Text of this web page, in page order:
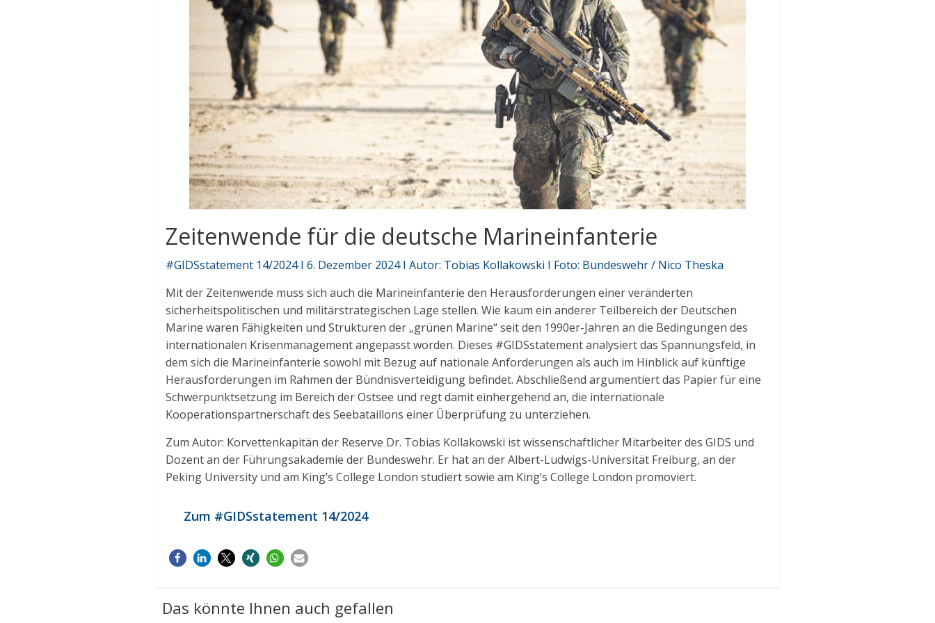
Zeitenwende für die deutsche Marineinfanterie
#GIDSstatement 14/2024 I 6. Dezember 2024 I Autor: Tobias Kollakowski I Foto: Bundeswehr / Nico Theska
Mit der Zeitenwende muss sich auch die Marineinfanterie den Herausforderungen einer veränderten
sicherheitspolitischen und militärstrategischen Lage stellen. Wie kaum ein anderer Teilbereich der Deutschen
Marine waren Fähigkeiten und Strukturen der „grünen Marine“ seit den 1990er-Jahren an die Bedingungen des
internationalen Krisenmanagement angepasst worden. Dieses #GIDSstatement analysiert das Spannungsfeld, in
dem sich die Marineinfanterie sowohl mit Bezug auf nationale Anforderungen als auch im Hinblick auf künftige
Herausforderungen im Rahmen der Bündnisverteidigung befindet. Abschließend argumentiert das Papier für eine
Schwerpunktsetzung im Bereich der Ostsee und regt damit einhergehend an, die internationale
Kooperationspartnerschaft des Seebataillons einer Überprüfung zu unterziehen.
Zum Autor: Korvettenkapitän der Reserve Dr. Tobias Kollakowski ist wissenschaftlicher Mitarbeiter des GIDS und
Dozent an der Führungsakademie der Bundeswehr. Er hat an der Albert-Ludwigs-Universität Freiburg, an der
Peking University und am King’s College London studiert sowie am King’s College London promoviert.
Zum #GIDSstatement 14/2024
Das könnte Ihnen auch gefallen